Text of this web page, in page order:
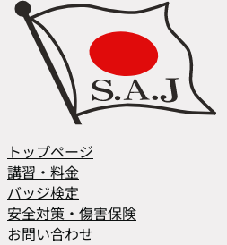
トップページ
講習・料金
バッジ検定
安全対策・傷害保険
お問い合わせ